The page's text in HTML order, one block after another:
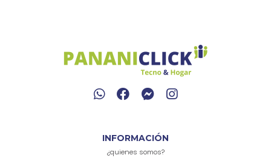
INFORMACIÓN
¿quienes somos?